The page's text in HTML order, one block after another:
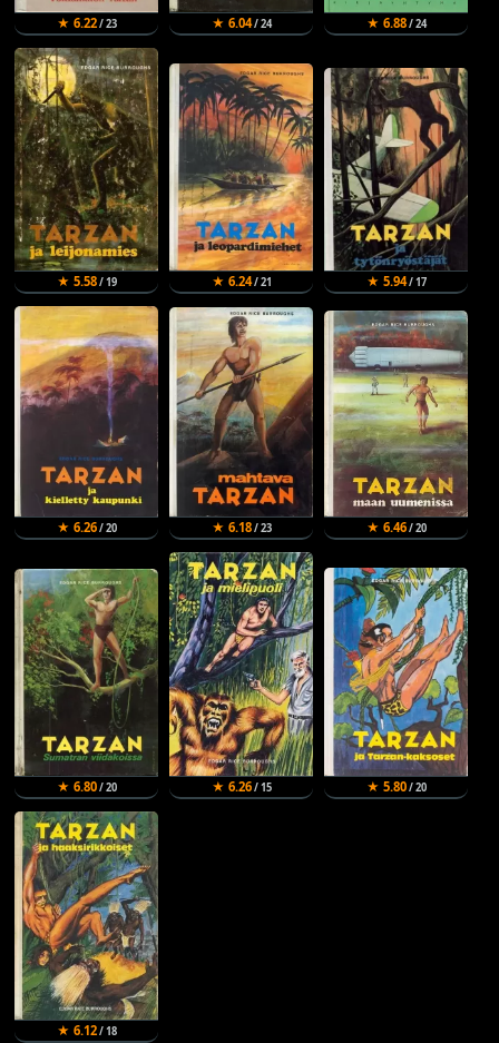
★ 6.22/ 23 ★ 6.04/ 24 ★ 6.88/ 24
★ 5.58/ 19 ★ 6.24/ 21 ★ 5.94/ 17
★ 6.26/ 20 ★ 6.18/ 23 ★ 6.46/ 20
★ 6.80/ 20 ★ 6.26/ 15 ★ 5.80/ 20
★ 6.12/ 18